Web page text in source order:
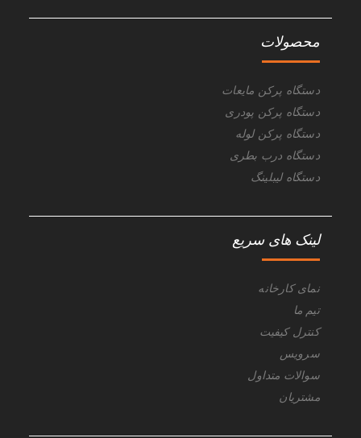
محصولات
دستگاه پرکن مایعات
دستگاه پرکن پودری
دستگاه پرکن لوله
دستگاه درب بطری
دستگاه لیبلینگ
لینک های سریع
نمای کارخانه
تیم ما
کنترل کیفیت
سرویس
سوالات متداول
مشتریان